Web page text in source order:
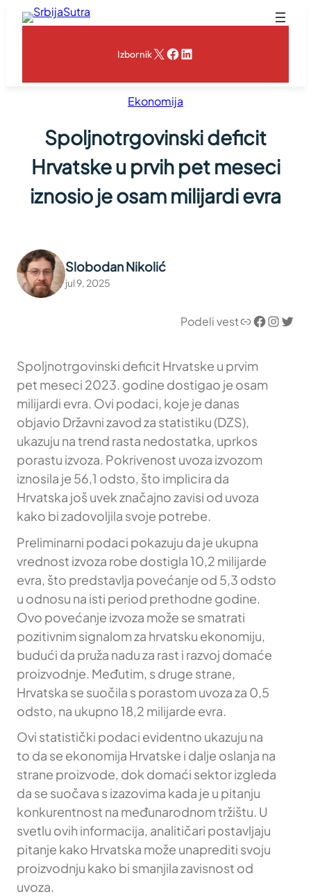
Skoči
IzbornikX Facebook
LinkedIn
Ekonomija
Spoljnotrgovinski deficit
Hrvatske u prvih pet meseci
iznosio je osam milijardi evra
Slobodan Nikolić
jul 9, 2025
Podeli vestLink Facebook InstagramTwitter
Spoljnotrgovinski deficit Hrvatske u prvim
pet meseci 2023. godine dostigao je osam
milijardi evra. Ovi podaci, koje je danas
objavio Državni zavod za statistiku (DZS),
ukazuju na trend rasta nedostatka, uprkos
porastu izvoza. Pokrivenost uvoza izvozom
iznosila je 56,1 odsto, što implicira da
Hrvatska još uvek značajno zavisi od uvoza
kako bi zadovoljila svoje potrebe.
Preliminarni podaci pokazuju da je ukupna
vrednost izvoza robe dostigla 10,2 milijarde
evra, što predstavlja povećanje od 5,3 odsto
u odnosu na isti period prethodne godine.
Ovo povećanje izvoza može se smatrati
pozitivnim signalom za hrvatsku ekonomiju,
budući da pruža nadu za rast i razvoj domaće
proizvodnje. Međutim, s druge strane,
Hrvatska se suočila s porastom uvoza za 0,5
odsto, na ukupno 18,2 milijarde evra.
Ovi statistički podaci evidentno ukazuju na
to da se ekonomija Hrvatske i dalje oslanja na
strane proizvode, dok domaći sektor izgleda
da se suočava s izazovima kada je u pitanju
konkurentnost na međunarodnom tržištu. U
svetlu ovih informacija, analitičari postavljaju
pitanje kako Hrvatska može unaprediti svoju
proizvodnju kako bi smanjila zavisnost od
uvoza.